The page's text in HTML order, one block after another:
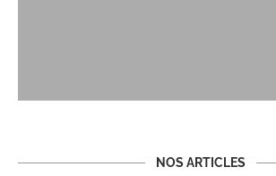
NOS ARTICLES